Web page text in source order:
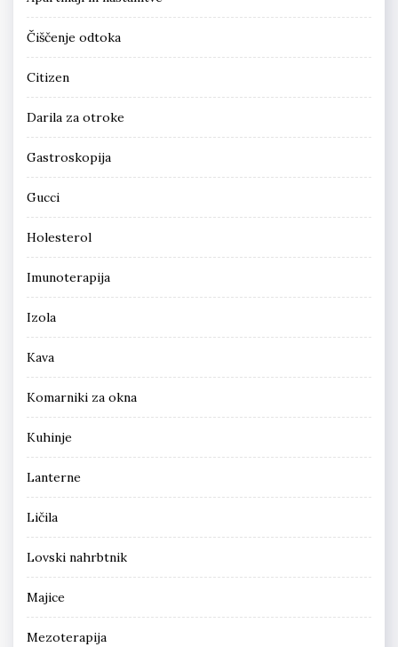
Čiščenje odtoka
Citizen
Darila za otroke
Gastroskopija
Gucci
Holesterol
Imunoterapija
Izola
Kava
Komarniki za okna
Kuhinje
Lanterne
Ličila
Lovski nahrbtnik
Majice
Mezoterapija